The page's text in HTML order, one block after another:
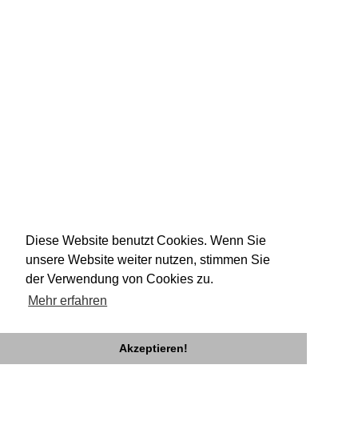
Diese Website benutzt Cookies. Wenn Sie
unsere Website weiter nutzen, stimmen Sie
der Verwendung von Cookies zu.
Mehr erfahren
Akzeptieren!